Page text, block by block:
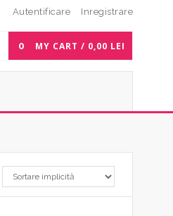
Autentificare Inregistrare
0 MY CART / 0,00 LEI